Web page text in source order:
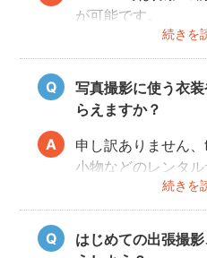
続きを
が可能です。
ご予約の変更方法は
い。
フォトグラファー
更日に対応できな
めることをオスス
写真撮影に使う衣
らえますか？
続きを
申し訳ありません
小物などのレンタ
おりませんので、
願いしております。
はじめての出張撮